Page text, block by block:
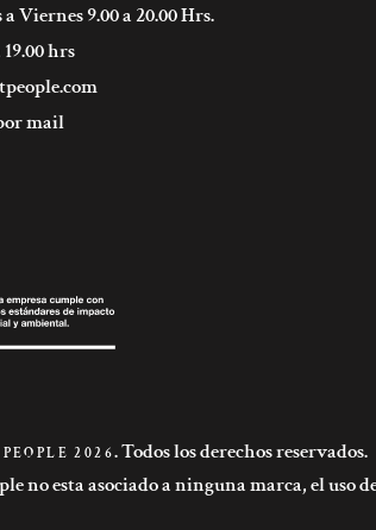
Viernes 9.00 a 20.00 Hrs.
19.00 hrs
mail
2026. Todos los derechos reservados.
no esta asociado a ninguna marca, el uso